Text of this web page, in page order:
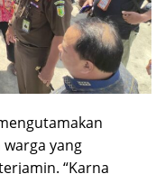
yang
“Karna